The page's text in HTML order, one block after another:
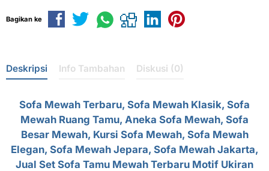
Bagikan ke
Deskripsi Info Tambahan Diskusi (0)
Sofa Mewah Terbaru, Sofa Mewah Klasik, Sofa
Mewah Ruang Tamu, Aneka Sofa Mewah, Sofa
Besar Mewah, Kursi Sofa Mewah, Sofa Mewah
Elegan, Sofa Mewah Jepara, Sofa Mewah Jakarta,
Jual Set Sofa Tamu Mewah Terbaru Motif Ukiran